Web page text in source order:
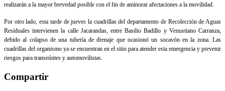
realizarán a la mayor brevedad posible con el fin de aminorar afectaciones a la movilidad.
Por otro lado, esta tarde de jueves la cuadrillas del departamento de Recolección de Aguas
Residuales intervienen la calle Jacarandas, entre Basilio Badillo y Venustiano Carranza,
debido al colapso de una tubería de drenaje que ocasionó un socavón en la zona. Las
cuadrillas del organismo ya se encuentran en el sitio para atender esta emergencia y prevenir
riesgos para transeúntes y automovilistas.
Compartir